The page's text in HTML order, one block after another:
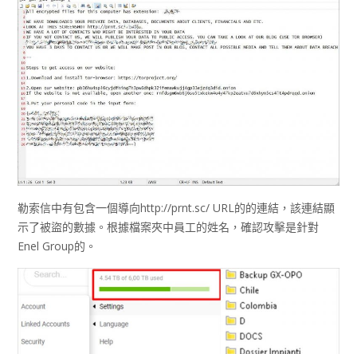
勒索信中有包含一個導向http://prnt.sc/ URL的的連結，該連結顯
示了被盜的數據。根據檔案夾中員工的姓名，確認攻擊是針對
Enel Group的。